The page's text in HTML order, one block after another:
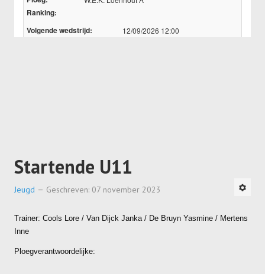
Startende U11
Jeugd Geschreven: 07 november 2023
Trainer: Cools Lore / Van Dijck Janka / De Bruyn Yasmine / Mertens
Inne
Ploegverantwoordelijke: